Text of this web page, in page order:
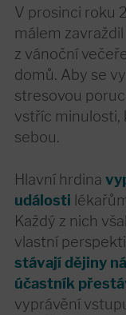
V prosinci roku
málem
z vánoční
domů. Aby se
stresovou
vstříc minulosti,
sebou.
Hlavní hrdina
události
Každý z nich
vlastní
stávají dějiny
účastník
vyprávění